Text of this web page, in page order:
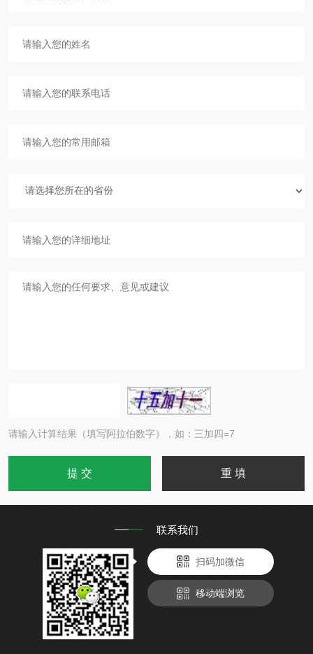
请输入计算结果（填写阿拉伯数字），如：三加四=7
联系我们
扫码加微信
移动端浏览